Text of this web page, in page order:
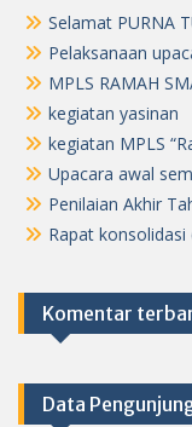
Selamat PURNA
Pelaksanaan
MPLS RAMAH
kegiatan yasinan
kegiatan MPLS
Upacara awal
Penilaian Akhir
Rapat konsolidasi
Komentar
Data